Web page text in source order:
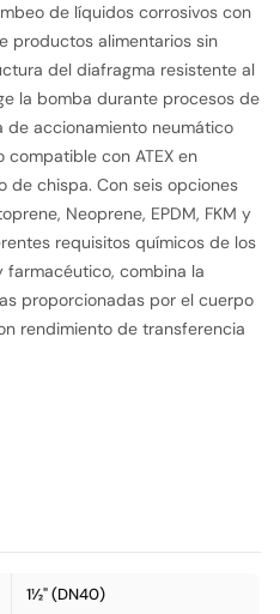
de líquidos corrosivos con
productos alimentarios sin
del diafragma resistente al
la bomba durante procesos de
de accionamiento neumático
con ATEX en
de chispa. Con seis opciones
Neoprene, EPDM, FKM y
requisitos químicos de los
farmacéutico, combina la
proporcionadas por el cuerpo
rendimiento de transferencia
1½" (DN40)